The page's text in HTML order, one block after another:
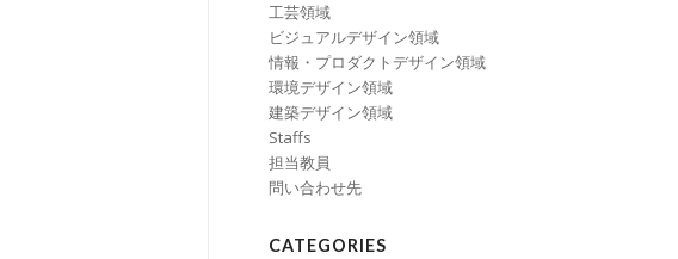
工芸領域
ビジュアルデザイン領域
情報・プロダクトデザイン領域
環境デザイン領域
建築デザイン領域
Staffs
担当教員
問い合わせ先
CATEGORIES